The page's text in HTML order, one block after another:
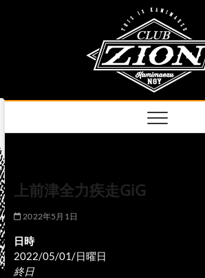
上前津全力疾走GiG
2022年5月1日
日時
2022/05/01/日曜日
終日